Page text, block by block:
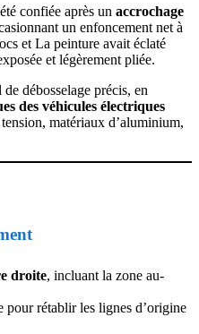
confiée après un accrochage
un enfoncement net à
et La peinture avait éclaté
et légèrement pliée.
débosselage précis, en
des véhicules électriques
matériaux d’aluminium,
droite, incluant la zone au-
pour rétablir les lignes d’origine